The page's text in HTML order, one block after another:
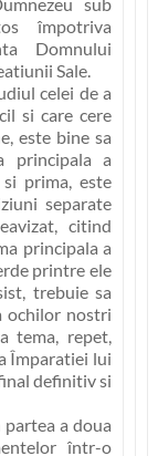
împotriva
Domnului
Sale.
celei de a
si care cere
este bine sa
principala a
prima, este
separate
citind
principala a
printre ele
trebuie sa
ochilor nostri
tema, repet,
Împaratiei lui
definitiv si
a doua
într-o